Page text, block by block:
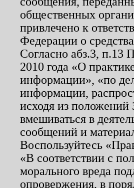
общественных
привлечено к
Федерации о
Согласно абз.3, п.13
2010 года «О
информации», «по
информации,
исходя из
вмешиваться в
сообщений и
Воспользуйтесь
«В соответствии с
морального вреда
опровержения, в